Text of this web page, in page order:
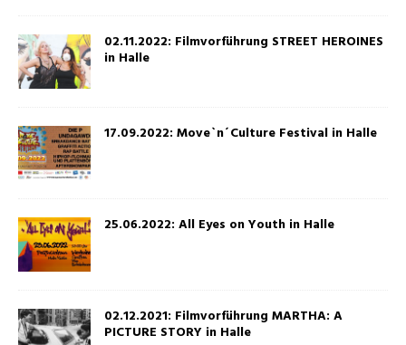
02.11.2022: Filmvorführung STREET HEROINES
in Halle
17.09.2022: Move`n´Culture Festival in Halle
25.06.2022: All Eyes on Youth in Halle
02.12.2021: Filmvorführung MARTHA: A
PICTURE STORY in Halle